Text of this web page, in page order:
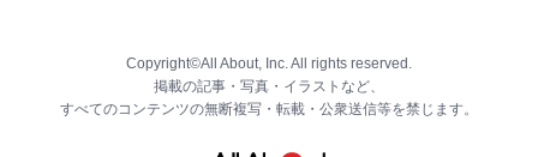
Copyright©All About, Inc. All rights reserved.
掲載の記事・写真・イラストなど、
すべてのコンテンツの無断複写・転載・公衆送信等を禁じます。